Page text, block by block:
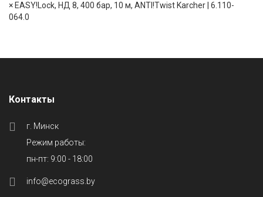
× EASY!Lock, НД 8, 400 бар, 10 м, ANTI!Twist Karcher | 6.110-
064.0
Контакты
г. Минск
Режим работы:
пн-пт: 9:00 - 18:00
info@ecograss.by